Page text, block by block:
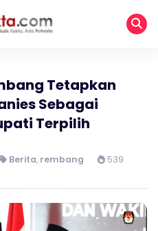
Tetapkan
Sebagai
Terpilih
Berita, rembang
539